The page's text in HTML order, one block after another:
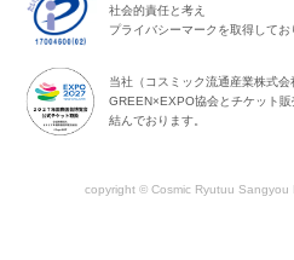
社会的責任と考え
プライバシーマークを取得してお
当社（コスミック流通産業株式会
GREEN×EXPO協会とチケット販
結んでおります。
copyright © Cosmic Ryutuu Sangyou